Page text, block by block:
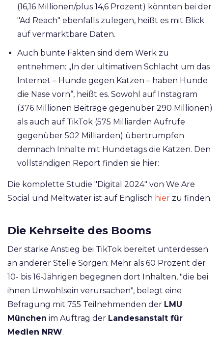
(16,16 Millionen/plus 14,6 Prozent) könnten bei der
"Ad Reach" ebenfalls zulegen, heißt es mit Blick
auf vermarktbare Daten.
Auch bunte Fakten sind dem Werk zu
entnehmen: „In der ultimativen Schlacht um das
Internet – Hunde gegen Katzen – haben Hunde
die Nase vorn“, heißt es. Sowohl auf Instagram
(376 Millionen Beiträge gegenüber 290 Millionen)
als auch auf TikTok (575 Milliarden Aufrufe
gegenüber 502 Milliarden) übertrumpfen
demnach Inhalte mit Hundetags die Katzen. Den
vollständigen Report finden sie hier:
Die komplette Studie "Digital 2024" von We Are
Social und Meltwater ist auf Englisch hier zu finden.
Die Kehrseite des Booms
Der starke Anstieg bei TikTok bereitet unterdessen
an anderer Stelle Sorgen: Mehr als 60 Prozent der
10- bis 16-Jährigen begegnen dort Inhalten, "die bei
ihnen Unwohlsein verursachen", belegt eine
Befragung mit 755 Teilnehmenden der LMU
München im Auftrag der Landesanstalt für
Medien NRW.